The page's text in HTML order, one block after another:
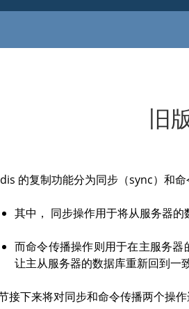
旧
的复制功能分为同步（sync）和
其中， 同步操作用于将从服务器的
而命令传播操作则用于在主服务器
让主从服务器的数据库重新回到一
接下来将对同步和命令传播两个操作